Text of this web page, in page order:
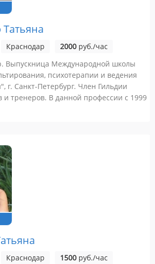
Краснодар 2000 руб./час
Выпускница Международной школы
психотерапии и ведения
г. Санкт-Петербург. Член Гильдии
и тренеров. В данной профессии с 1999
Краснодар 1500 руб./час